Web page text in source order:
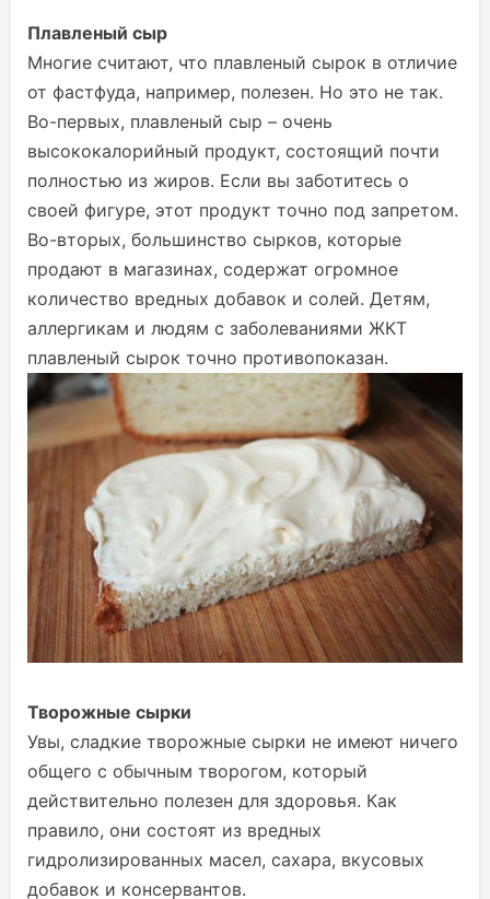
Плавленый сыр
Многие считают, что плавленый сырок в отличие
от фастфуда, например, полезен. Но это не так.
Во-первых, плавленый сыр – очень
высококалорийный продукт, состоящий почти
полностью из жиров. Если вы заботитесь о
своей фигуре, этот продукт точно под запретом.
Во-вторых, большинство сырков, которые
продают в магазинах, содержат огромное
количество вредных добавок и солей. Детям,
аллергикам и людям с заболеваниями ЖКТ
плавленый сырок точно противопоказан.
Творожные сырки
Увы, сладкие творожные сырки не имеют ничего
общего с обычным творогом, который
действительно полезен для здоровья. Как
правило, они состоят из вредных
гидролизированных масел, сахара, вкусовых
добавок и консервантов.